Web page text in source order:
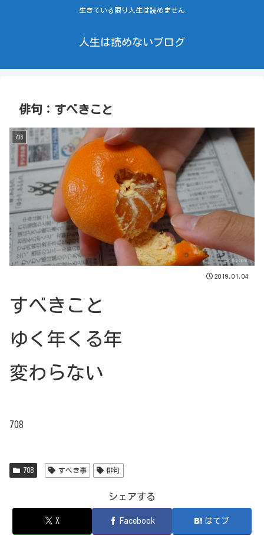
生きている限り人生は読めません
人生は読めないブログ
俳句：すべきこと
708
2019.01.04
すべきこと
ゆく年くる年
変わらない
708
708 すべき事 俳句
シェアする
X Facebook はてブ